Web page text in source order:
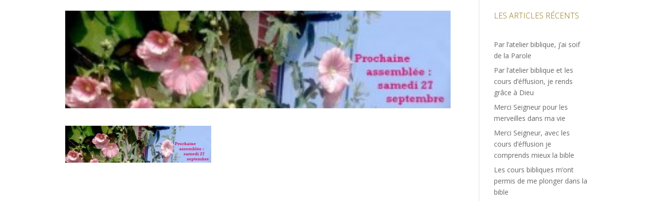
LES ARTICLES RÉCENTS
Par l’atelier biblique, j’ai soif
de la Parole
Par l’atelier biblique et les
cours d’éffusion, je rends
grâce à Dieu
Merci Seigneur pour les
merveilles dans ma vie
Merci Seigneur, avec les
cours d’éffusion je
comprends mieux la bible
Les cours bibliques m’ont
permis de me plonger dans la
bible